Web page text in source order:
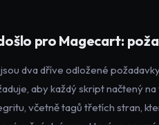
pro Magecart:
dva dříve odložené
aby každý skript načtený
včetně tagů třetích stran,